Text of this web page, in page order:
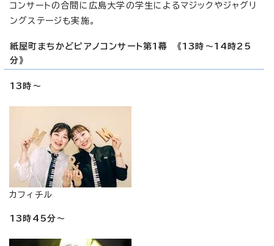
コンサートの合間に広島大学の学生によるマジックやジャグリ
ングステージも実施。
紙屋町まちかどピアノコンサート第1幕 《13時～14時25
分》
13時～
カフィチル
13時45分～